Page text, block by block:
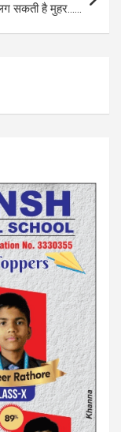
सकती है मुहर……